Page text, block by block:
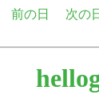
前の日 次の